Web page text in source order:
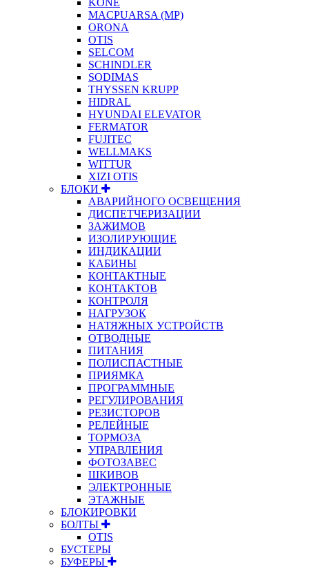
MACPUARSA (MP)
ORONA
OTIS
SELCOM
SCHINDLER
SODIMAS
THYSSEN KRUPP
HIDRAL
HYUNDAI ELEVATOR
FERMATOR
FUJITEC
WELLMAKS
WITTUR
XIZI OTIS
БЛОКИ
АВАРИЙНОГО ОСВЕЩЕНИЯ
ДИСПЕТЧЕРИЗАЦИИ
ЗАЖИМОВ
ИЗОЛИРУЮЩИЕ
ИНДИКАЦИИ
КАБИНЫ
КОНТАКТНЫЕ
КОНТАКТОВ
КОНТРОЛЯ
НАГРУЗОК
НАТЯЖНЫХ УСТРОЙСТВ
ОТВОДНЫЕ
ПИТАНИЯ
ПОЛИСПАСТНЫЕ
ПРИЯМКА
ПРОГРАММНЫЕ
РЕГУЛИРОВАНИЯ
РЕЗИСТОРОВ
РЕЛЕЙНЫЕ
ТОРМОЗА
УПРАВЛЕНИЯ
ФОТОЗАВЕС
ШКИВОВ
ЭЛЕКТРОННЫЕ
ЭТАЖНЫЕ
БЛОКИРОВКИ
БОЛТЫ
OTIS
БУСТЕРЫ
БУФЕРЫ